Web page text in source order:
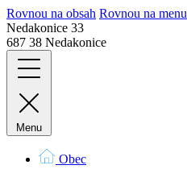
Rovnou na obsah Rovnou na menu
Nedakonice 33
687 38 Nedakonice
Menu
Obec